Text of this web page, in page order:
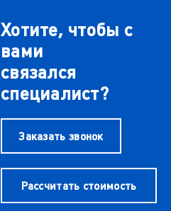
Хотите, чтобы с
вами
связался
специалист?
Заказать звонок
Рассчитать стоимость